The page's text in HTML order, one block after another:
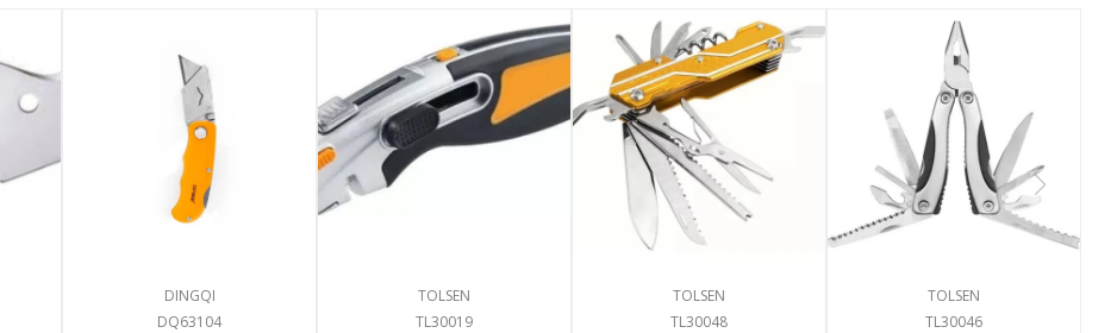
DINGQI
DQ63104
TOLSEN
TL30019
TOLSEN
TL30048
TOLSEN
TL30046